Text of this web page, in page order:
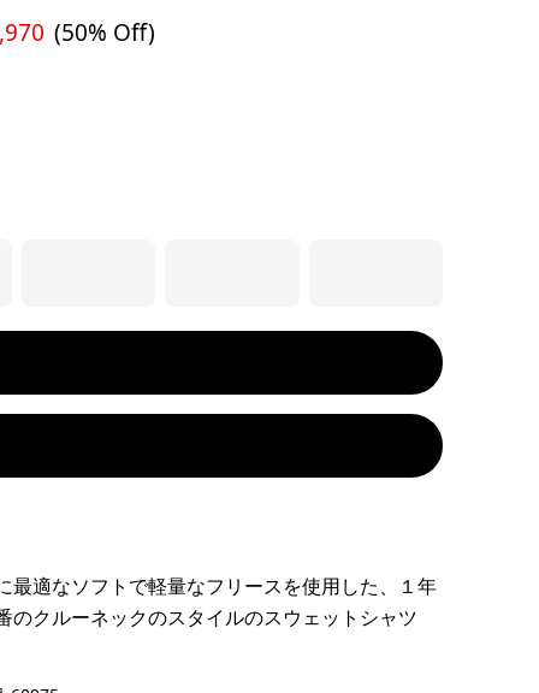
(50% Off)
最適なソフトで軽量なフリースを使用した、１年
のクルーネックのスタイルのスウェットシャツ